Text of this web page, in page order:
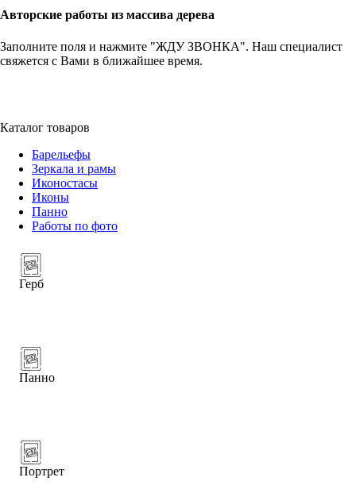
Авторские работы из массива дерева
Заполните поля и нажмите "ЖДУ ЗВОНКА". Наш специалист
свяжется с Вами в ближайшее время.
Каталог товаров
Барельефы
Зеркала и рамы
Иконостасы
Иконы
Панно
Работы по фото
Герб
Панно
Портрет